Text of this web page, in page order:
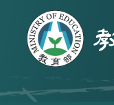
跳到主要內容區塊